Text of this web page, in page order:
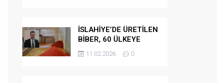
İSLAHİYE’DE ÜRETİLEN
BİBER, 60 ÜLKEYE
İHRAÇ EDİLİYOR
11.02.2026 0